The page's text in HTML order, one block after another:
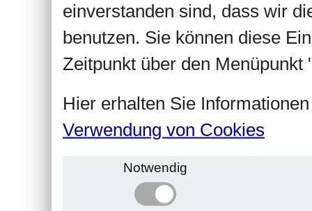
einverstanden sind, dass wir
benutzen. Sie können diese
Zeitpunkt über den Menüpunkt
Hier erhalten Sie
Verwendung von Cookies
Notwendig